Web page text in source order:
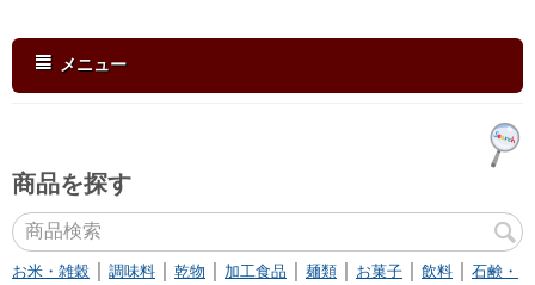
メニュー
商品を探す
お米・雑穀 調味料 乾物 加工食品 麺類 お菓子 飲料
石鹸・